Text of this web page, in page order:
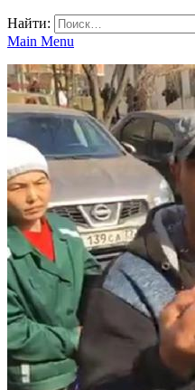
Найти:
Main Menu